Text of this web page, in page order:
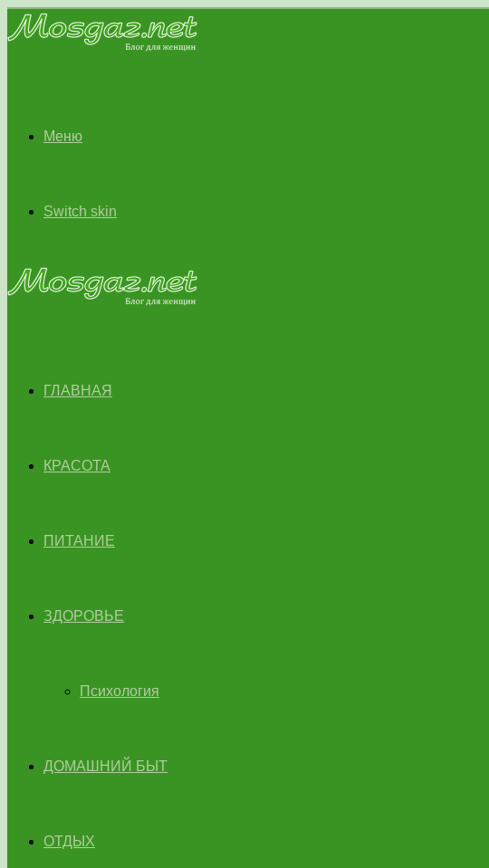
Меню
Switch skin
ГЛАВНАЯ
КРАСОТА
ПИТАНИЕ
ЗДОРОВЬЕ
Психология
ДОМАШНИЙ БЫТ
ОТДЫХ